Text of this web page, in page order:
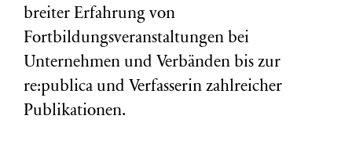
breiter Erfahrung von
Fortbildungsveranstaltungen bei
Unternehmen und Verbänden bis zur
re:publica und Verfasserin zahlreicher
Publikationen.